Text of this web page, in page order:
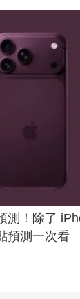
測！除了
預測一次看